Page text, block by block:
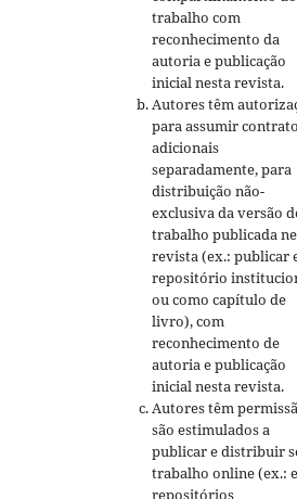
trabalho com
reconhecimento da
autoria e publicação
inicial nesta revista.
Autores têm
para assumir
adicionais
separadamente, para
distribuição não-
exclusiva da versão
trabalho publicada
revista (ex.: publicar
repositório
ou como capítulo de
livro), com
reconhecimento de
autoria e publicação
inicial nesta revista.
Autores têm
são estimulados a
publicar e distribuir
trabalho online (ex.:
repositórios